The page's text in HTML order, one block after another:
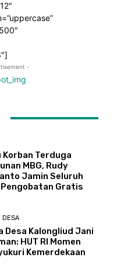
-
Korban Terduga
MBG, Rudy
Jamin Seluruh
Pengobatan Gratis
DESA
Desa Kalongliud Jani
HUT RI Momen
Kemerdekaan